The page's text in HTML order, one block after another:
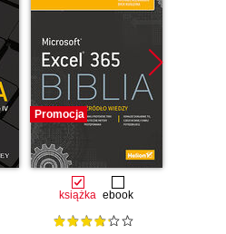
Promocja
książka ebook